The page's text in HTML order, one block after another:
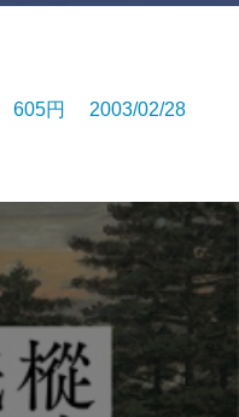
605円 2003/02/28